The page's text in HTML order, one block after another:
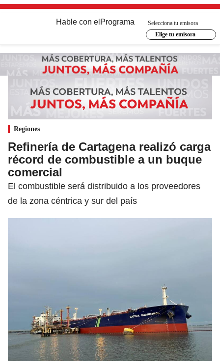
Hable con el Programa
Selecciona tu emisora
Elige tu emisora
Regiones
Refinería de Cartagena realizó carga
récord de combustible a un buque
comercial
El combustible será distribuido a los proveedores
de la zona céntrica y sur del país